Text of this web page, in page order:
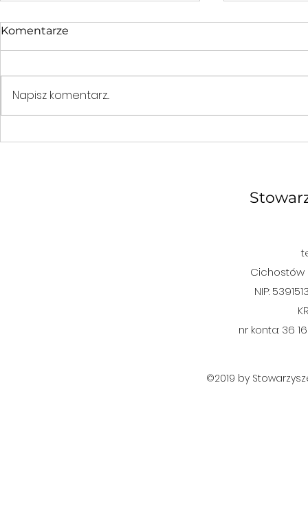
Ho Ho Ho
Komentarze
Napisz komentarz...
Cichostów
NIP:
nr konta: 36
©2019 by